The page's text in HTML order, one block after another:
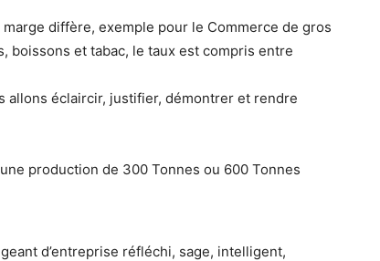
diffère, exemple pour le Commerce de gros
boissons et tabac, le taux est compris entre
allons éclaircir, justifier, démontrer et rendre
production de 300 Tonnes ou 600 Tonnes
d’entreprise réfléchi, sage, intelligent,